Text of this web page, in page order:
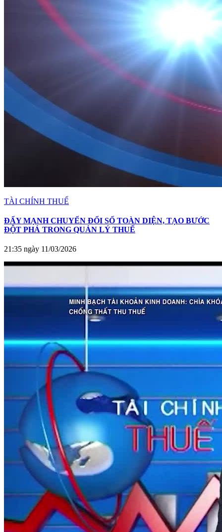
TÀI CHÍNH THUẾ
ĐẨY MẠNH CHUYỂN ĐỔI SỐ TOÀN DIỆN, TẠO BƯỚC
ĐỘT PHÁ TRONG QUẢN LÝ THUẾ
21:35 ngày 11/03/2026